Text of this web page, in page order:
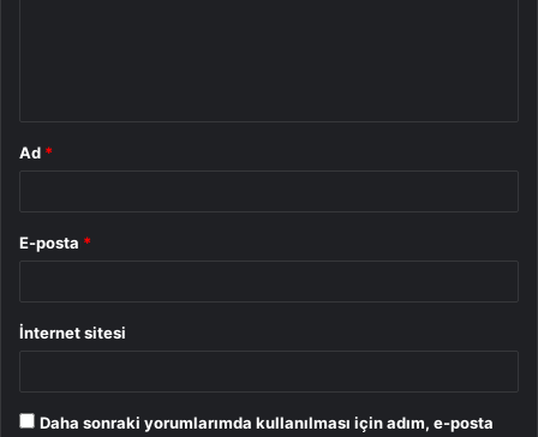
Ad *
E-posta *
İnternet sitesi
Daha sonraki yorumlarımda kullanılması için adım, e-posta